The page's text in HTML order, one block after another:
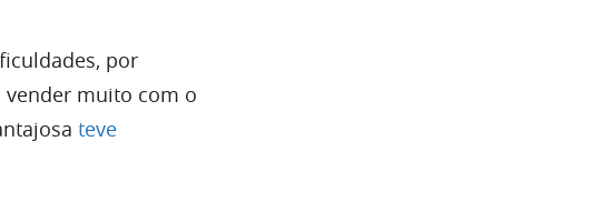
por
vender muito com o
teve